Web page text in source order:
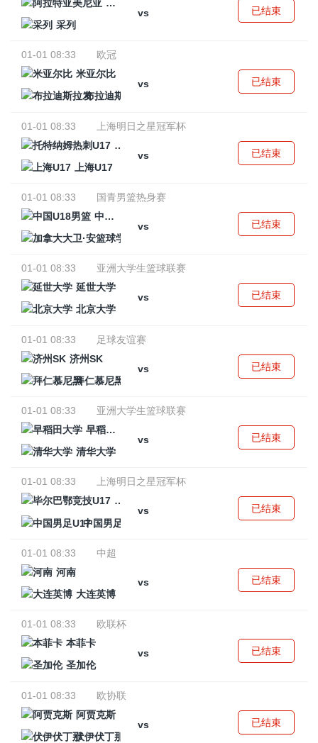
阿拉特亚美尼亚
vs
采列
已结束
01-01 08:33
欧冠
米亚尔比
vs
布拉迪斯拉发
已结束
01-01 08:33
上海明日之星冠军杯
托特纳姆热刺U17
vs
上海U17
已结束
01-01 08:33
国青男篮热身赛
中国U18男篮
vs
已结束
01-01 08:33
亚洲大学生篮球联赛
延世大学
vs
北京大学
已结束
01-01 08:33
足球友谊赛
济州SK
vs
拜仁慕尼黑
已结束
01-01 08:33
亚洲大学生篮球联赛
早稻田大学
vs
清华大学
已结束
01-01 08:33
上海明日之星冠军杯
毕尔巴鄂竞技U17
vs
中国男足U17
已结束
01-01 08:33
中超
河南
vs
大连英博
已结束
01-01 08:33
欧联杯
本菲卡
vs
圣加伦
已结束
01-01 08:33
欧协联
阿贾克斯
vs
伏伊伏丁那
已结束